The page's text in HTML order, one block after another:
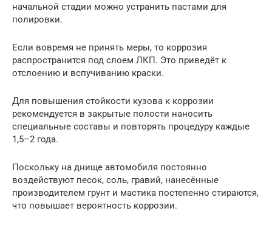
начальной стадии можно устранить пастами для
полировки.
Если вовремя не принять меры, то коррозия
распространится под слоем ЛКП. Это приведёт к
отслоению и вспучиванию краски.
Для повышения стойкости кузова к коррозии
рекомендуется в закрытые полости наносить
специальные составы и повторять процедуру каждые
1,5–2 года.
Поскольку на днище автомобиля постоянно
воздействуют песок, соль, гравий, нанесённые
производителем грунт и мастика постепенно стираются,
что повышает вероятность коррозии.